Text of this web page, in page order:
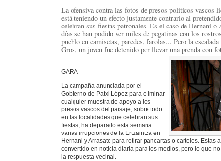
La ofensiva contra las fotos de presos políticos vascos
está teniendo un efecto justamente contrario al
celebran sus fiestas patronales. Es el caso de Hernani o
días se han podido ver miles de pegatinas con los
pueblo en camisetas, paredes, farolas... Pero la
Gros, un joven fue detenido por llevar una prenda con
GARA
La campaña anunciada por el
Gobierno de Patxi López para eliminar
cualquier muestra de apoyo a los
presos vascos del paisaje, sobre todo
en las localidades que celebran sus
fiestas, ha deparado esta semana
varias irrupciones de la Ertzaintza en
Hernani y Arrasate para retirar pancartas o carteles. Estas
convertido en noticia diaria para los medios, pero lo que
la respuesta vecinal.